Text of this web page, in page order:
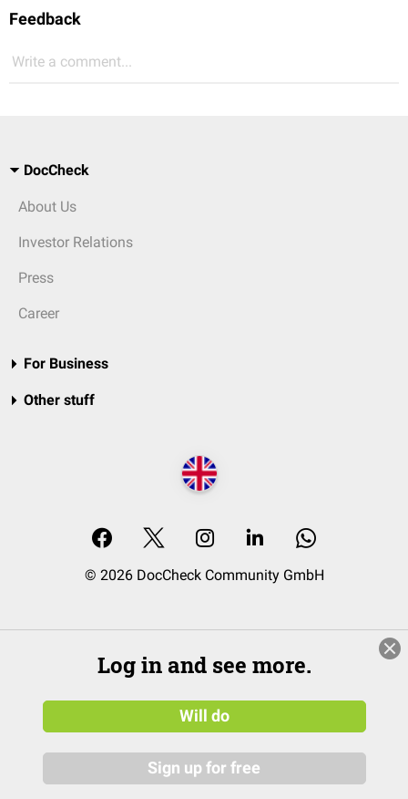
Feedback
Write a comment...
DocCheck
About Us
Investor Relations
Press
Career
For Business
Other stuff
© 2026 DocCheck Community GmbH
Log in and see more.
Will do
Sign up for free